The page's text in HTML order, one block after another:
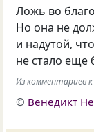
Ложь во
Но она не
и надутой,
не стало еще
Из комментариев
© Венедикт